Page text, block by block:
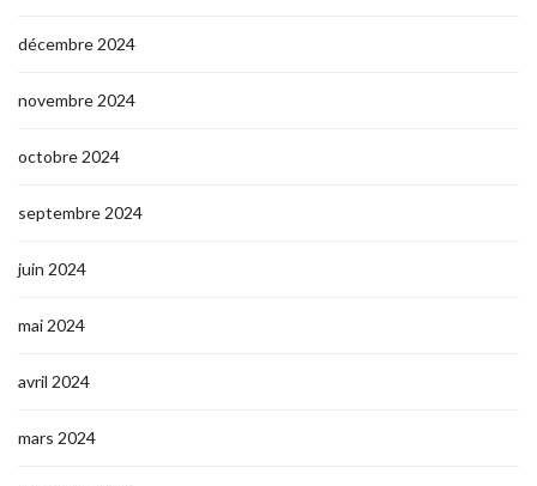
décembre 2024
novembre 2024
octobre 2024
septembre 2024
juin 2024
mai 2024
avril 2024
mars 2024